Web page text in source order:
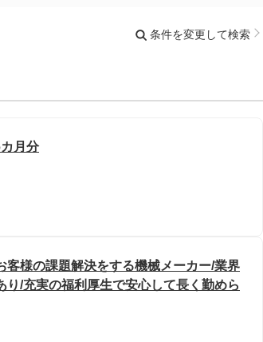
条件を変更して検索
月分
客様の課題解決をする機械メーカー/業界
り/充実の福利厚生で安心して長く勤めら